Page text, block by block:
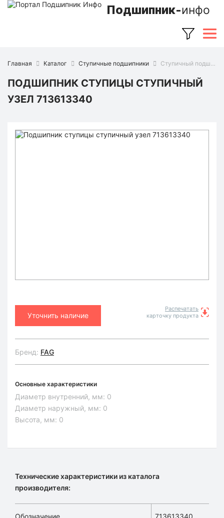
Подшипник-инфо
Главная Каталог Ступичные подшипники Ступичный подшипник 713613340 (FAG)
ПОДШИПНИК СТУПИЦЫ СТУПИЧНЫЙ
УЗЕЛ 713613340
Уточнить наличие
Распечатать
карточку продукта
Бренд: FAG
Основные характеристики
Диаметр внутренний, мм: 0
Диаметр наружный, мм: 0
Высота, мм: 0
Технические характеристики из каталога
производителя:
Обозначение 713613340